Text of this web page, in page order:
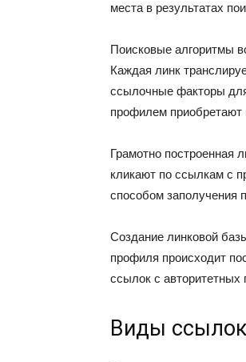
места в результатах
Поисковые алгоритмы
Каждая линк
ссылочные факторы
профилем приобретают
Грамотно построенная
кликают по ссылкам с
способом заполучения
Создание линковой
профиля происходит
ссылок с авторитетных
Виды